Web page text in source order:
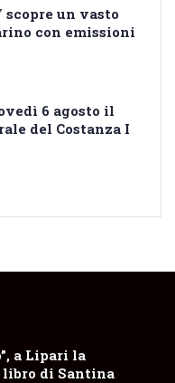
scopre un vasto
con emissioni
6 agosto il
del Costanza I
a Lipari la
libro di Santina